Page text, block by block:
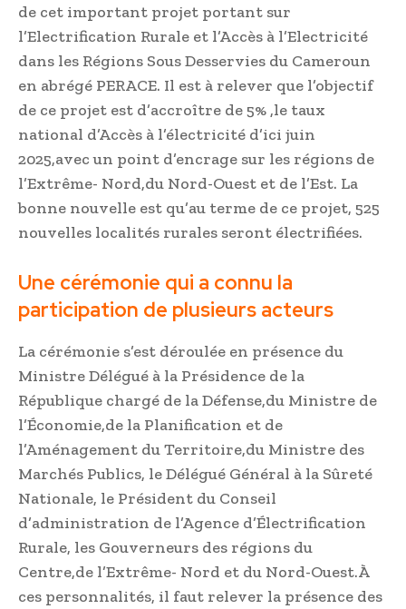
de cet important projet portant sur
l’Electrification Rurale et l’Accès à l’Electricité
dans les Régions Sous Desservies du Cameroun
en abrégé PERACE. Il est à relever que l’objectif
de ce projet est d’accroître de 5% ,le taux
national d’Accès à l’électricité d’ici juin
2025,avec un point d’encrage sur les régions de
l’Extrême- Nord,du Nord-Ouest et de l’Est. La
bonne nouvelle est qu’au terme de ce projet, 525
nouvelles localités rurales seront électrifiées.
Une cérémonie qui a connu la
participation de plusieurs acteurs
La cérémonie s’est déroulée en présence du
Ministre Délégué à la Présidence de la
République chargé de la Défense,du Ministre de
l’Économie,de la Planification et de
l’Aménagement du Territoire,du Ministre des
Marchés Publics, le Délégué Général à la Sûreté
Nationale, le Président du Conseil
d’administration de l’Agence d’Électrification
Rurale, les Gouverneurs des régions du
Centre,de l’Extrême- Nord et du Nord-Ouest.À
ces personnalités, il faut relever la présence des